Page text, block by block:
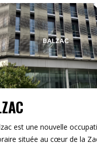
est une nouvelle
située au cœur de la